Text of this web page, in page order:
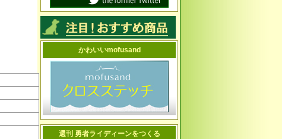
かわいいmofusand
週刊 勇者ライディーンをつくる